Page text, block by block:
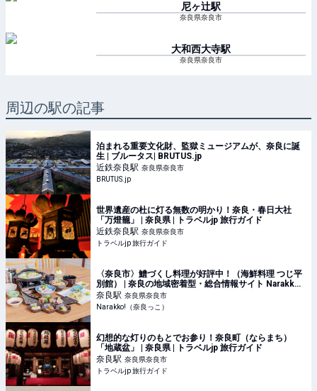
尼ヶ辻駅
奈良県奈良市
大和西大寺駅
奈良県奈良市
周辺の駅の記事
泊まれる重要文化財、監獄ミュージアムが、奈良に誕
生 | ブルータス| BRUTUS.jp
近鉄奈良駅 奈良県奈良市
BRUTUS.jp
世界遺産の杜に灯る無数の明かり！奈良・春日大社
「万燈籠」 | 奈良県 | トラベルjp 旅行ガイド
近鉄奈良駅 奈良県奈良市
トラベルjp 旅行ガイド
〈奈良市〉鱧づくし料理が好評中！（海鮮料理 つじ平
別館） | 奈良の地域密着型・総合情報サイト Narakko!
（奈良っこ）
奈良駅 奈良県奈良市
Narakko!（奈良っこ）
幻想的な灯りのもとでお参り！奈良町（ならまち）
「地蔵盆」 | 奈良県 | トラベルjp 旅行ガイド
奈良駅 奈良県奈良市
トラベルjp 旅行ガイド